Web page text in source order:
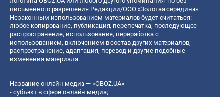
письменного разрешения Редакции/ООО «Золотая середина»
Незаконным использованием материалов будет считаться:
любое копирование, публикация, перепечатка, последующее
распространение, использование, переработка с
использованием, включением в состав других материалов,
распространение, адаптация, перевод и другие подобные
изменения материала.
Название онлайн медиа — «OBOZ.UA»
- субъект в сфере онлайн медиа;